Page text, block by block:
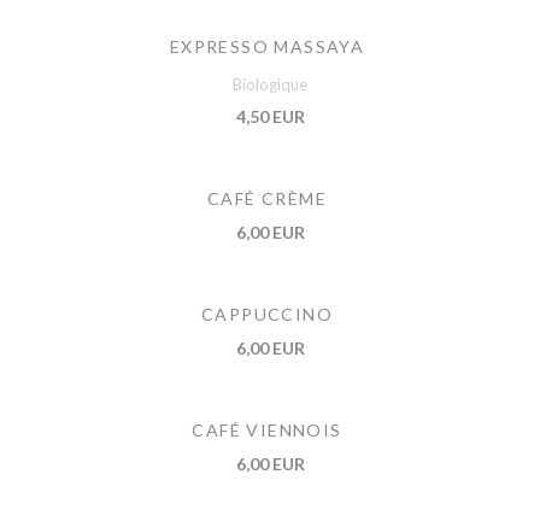
EXPRESSO MASSAYA
Biologique
4,50 EUR
CAFÉ CRÈME
6,00 EUR
CAPPUCCINO
6,00 EUR
CAFÉ VIENNOIS
6,00 EUR